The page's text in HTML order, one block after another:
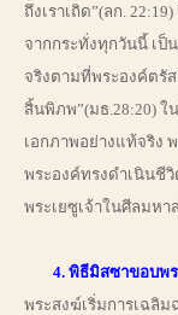
ถึงเราเถิด”(ลก.
จากกระทั่งทุกวันนี้ เป็
จริงตามที่พระองค์ตรั
สิ้นพิภพ”(มธ.28:20)
เอกภาพอย่างแท้จริง
พระองค์ทรงดำเนินชี
พระเยซูเจ้าในศีลมหา
4. พิธีมิสซาขอบพ
พระสงฆ์เริ่มการเฉลิ